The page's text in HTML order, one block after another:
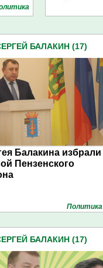
БАЛАКИН (17)
Балакина избрали
Пензенского
Политика
БАЛАКИН (17)